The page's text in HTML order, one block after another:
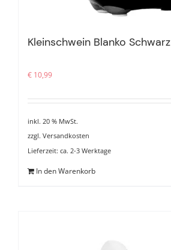
Kleinschwein Blanko Schwarz
€ 10,99
inkl. 20 % MwSt.
zzgl. Versandkosten
Lieferzeit: ca. 2-3 Werktage
In den Warenkorb